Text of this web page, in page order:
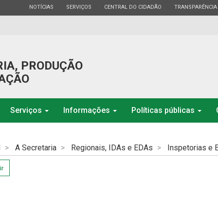
ESTADO
NOTÍCIAS ESTADO
SERVIÇOS ESTADO
CENTRAL DO CIDADÃO ESTADO
TRANSPARÊNCIA
PRODUÇÃO
Serviços Informações Políticas públicas
A Secretaria Regionais, IDAs e EDAs Inspetorias e